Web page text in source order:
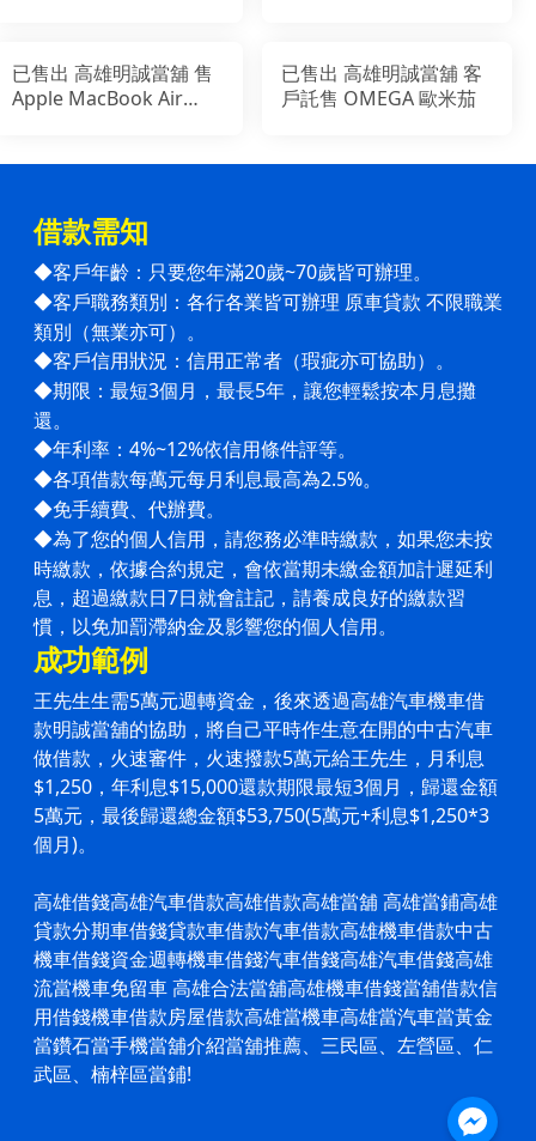
已售出 高雄明誠當舖 售
Apple MacBook Air
已售出 高雄明誠當舖 客
戶託售 OMEGA 歐米茄
借款需知
◆客戶年齡：只要您年滿20歲~70歲皆可辦理。
◆客戶職務類別：各行各業皆可辦理 原車貸款 不限職業
類別（無業亦可）。
◆客戶信用狀況：信用正常者（瑕疵亦可協助）。
◆期限：最短3個月，最長5年，讓您輕鬆按本月息攤
還。
◆年利率：4%~12%依信用條件評等。
◆各項借款每萬元每月利息最高為2.5%。
◆免手續費、代辦費。
◆為了您的個人信用，請您務必準時繳款，如果您未按
時繳款，依據合約規定，會依當期未繳金額加計遲延利
息，超過繳款日7日就會註記，請養成良好的繳款習
慣，以免加罰滯納金及影響您的個人信用。
成功範例
王先生生需5萬元週轉資金，後來透過高雄汽車機車借
款明誠當舖的協助，將自己平時作生意在開的中古汽車
做借款，火速審件，火速撥款5萬元給王先生，月利息
$1,250，年利息$15,000還款期限最短3個月，歸還金額
5萬元，最後歸還總金額$53,750(5萬元+利息$1,250*3
個月)。
高雄借錢高雄汽車借款高雄借款高雄當舖高雄當鋪高雄
貸款分期車借錢貸款車借款汽車借款高雄機車借款中古
機車借錢資金週轉機車借錢汽車借錢高雄汽車借錢高雄
流當機車免留車 高雄合法當舖高雄機車借錢當舖借款信
用借錢機車借款房屋借款高雄當機車高雄當汽車當黃金
當鑽石當手機當舖介紹當舖推薦、三民區、左營區、仁
武區、楠梓區當鋪!